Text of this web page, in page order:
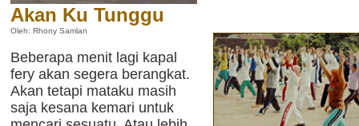
Akan Ku Tunggu
Oleh: Rhony Samlan
Beberapa menit lagi kapal
fery akan segera berangkat.
Akan tetapi mataku masih
saja kesana kemari untuk